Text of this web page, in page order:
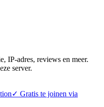
IP-adres, reviews en meer.
server.
✓ Gratis te joinen via